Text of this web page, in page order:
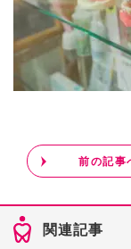
前の記事
関連記事